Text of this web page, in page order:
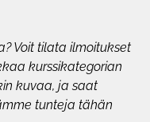
Voit tilata ilmoitukset
kurssikategorian
kuvaa, ja saat
tunteja tähän